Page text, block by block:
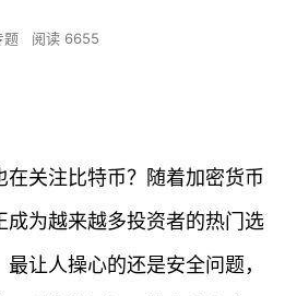
题 阅读 6655
在关注比特币？随着加密货币
成为越来越多投资者的热门选
让人操心的还是安全问题，